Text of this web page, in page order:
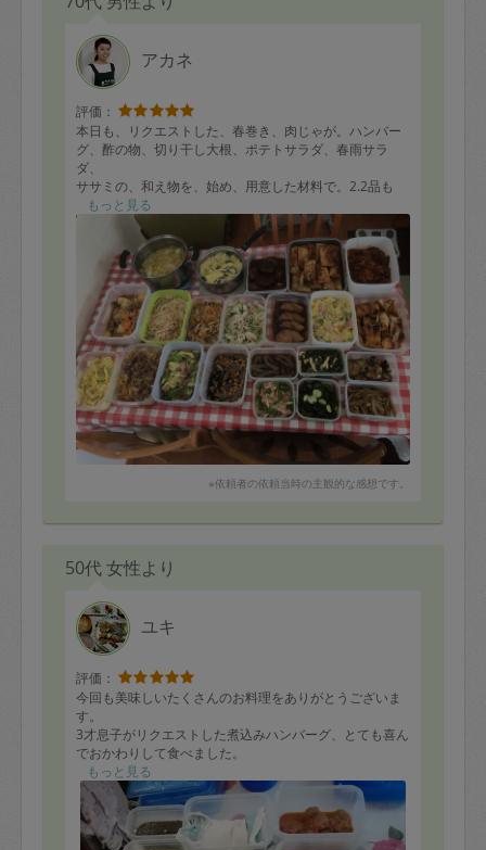
アカネ
評価：
本日も、リクエストした、春巻き、肉じゃが。ハンバー
グ、酢の物、切り干し大根、ポテトサラダ、春雨サラ
ダ、
ササミの、和え物を、始め、用意した材料で。2.2品も
の、美味しい料理を作っていただきました。
これで1週間。美味しい夕食を食べる事が、できます。
又。次回も、よろしくお願いします。
もっと見る
※依頼者の依頼当時の主観的な感想です。
50代 女性より
ユキ
評価：
今回も美味しいたくさんのお料理をありがとうございま
す。
3才息子がリクエストした煮込みハンバーグ、とても喜ん
でおかわりして食べました。
いつもどれも美味しいのですが、我が家では特に魚料理
が好評です。
次回もよろしくお願いいたします。
もっと見る